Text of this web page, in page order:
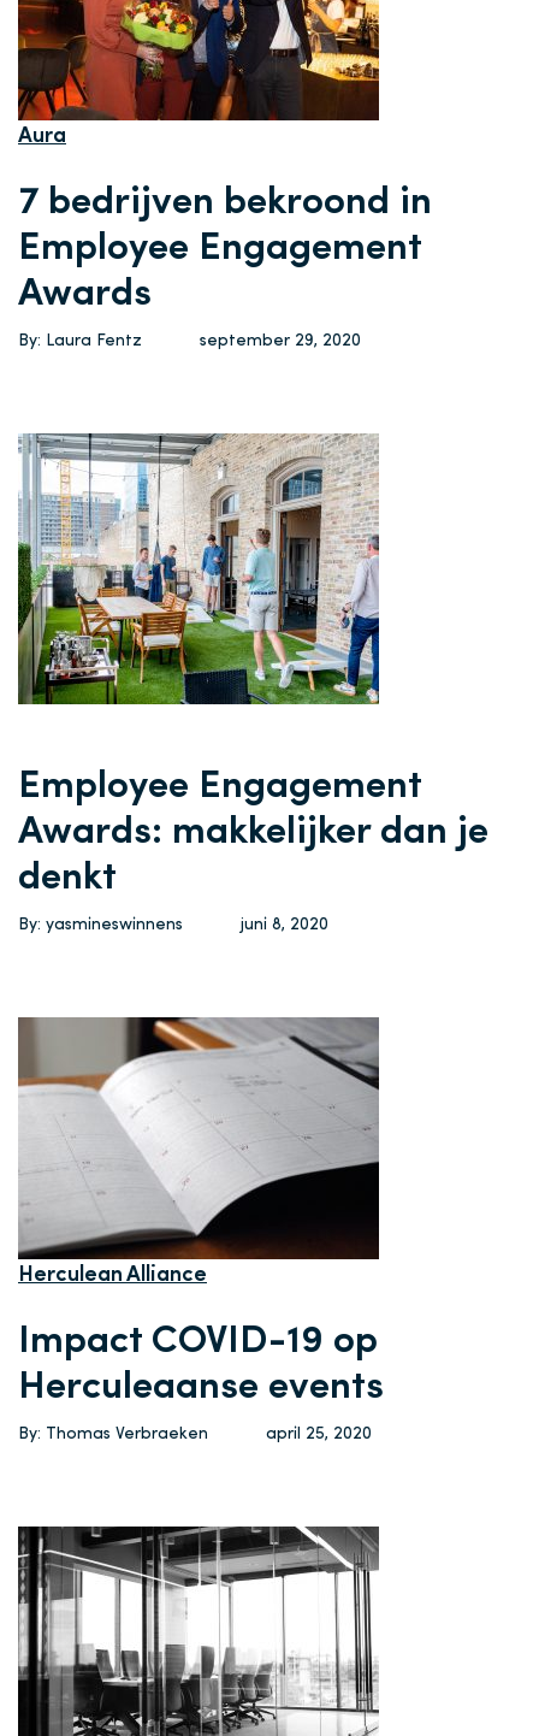
Aura
7 bedrijven bekroond in
Employee Engagement
Awards
By: Laura Fentz september 29, 2020
Employee Engagement
Awards: makkelijker dan je
denkt
By: yasmineswinnens juni 8, 2020
Herculean Alliance
Impact COVID-19 op
Herculeaanse events
By: Thomas Verbraeken april 25, 2020